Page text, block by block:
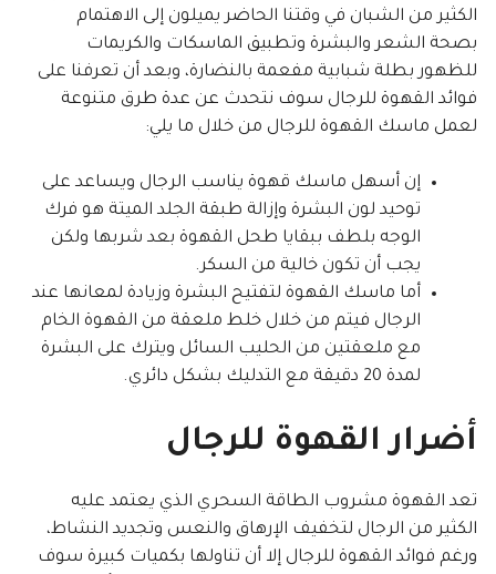
الكثير من الشبان في وقتنا الحاضر يميلون إلى الاهتمام
بصحة الشعر والبشرة وتطبيق الماسكات والكريمات
للظهور بطلة شبابية مفعمة بالنضارة، وبعد أن تعرفنا على
فوائد القهوة للرجال سوف نتحدث عن عدة طرق متنوعة
لعمل ماسك القهوة للرجال من خلال ما يلي:
إن أسهل ماسك قهوة يناسب الرجال ويساعد على
توحيد لون البشرة وإزالة طبقة الجلد الميتة هو فرك
الوجه بلطف ببقايا طحل القهوة بعد شربها ولكن
يجب أن تكون خالية من السكر.
أما ماسك القهوة لتفتيح البشرة وزيادة لمعانها عند
الرجال فيتم من خلال خلط ملعقة من القهوة الخام
مع ملعقتين من الحليب السائل ويترك على البشرة
لمدة 20 دقيقة مع التدليك بشكل دائري.
أضرار القهوة للرجال
تعد القهوة مشروب الطاقة السحري الذي يعتمد عليه
الكثير من الرجال لتخفيف الإرهاق والنعس وتجديد النشاط،
ورغم فوائد القهوة للرجال إلا أن تناولها بكميات كبيرة سوف